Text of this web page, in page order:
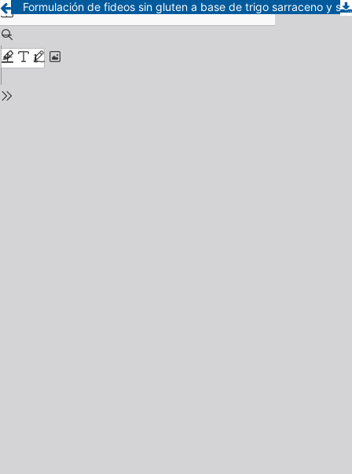
Formulación de fideos sin gluten a base de trigo sarraceno y subproductos funcionales